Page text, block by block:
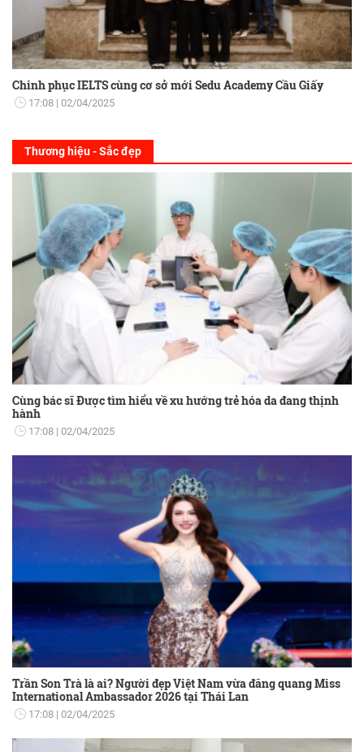
Chinh phục IELTS cùng cơ sở mới Sedu Academy Cầu Giấy
17:08 02/04/2025
Thương hiệu - Sắc đẹp
Cùng bác sĩ Được tìm hiểu về xu hướng trẻ hóa da đang thịnh
hành
17:08 02/04/2025
Trần Son Trà là ai? Người đẹp Việt Nam vừa đăng quang Miss
International Ambassador 2026 tại Thái Lan
17:08 02/04/2025